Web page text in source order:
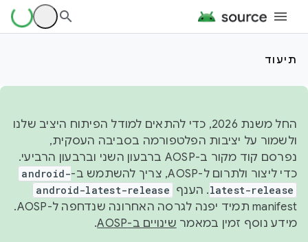
תיעוד
החל משנת 2026, כדי להתאים למודל הפיתוח היציב שלנו
ולשמור על יציבות הפלטפורמה בסביבה העסקית,
נפרסם קוד מקור ב-AOSP ברבעון השני וברבעון הרביעי.
כדי ליצור ולתרום ל-AOSP, צריך להשתמש ב-
android-
latest-release. הענף android-latest-release
manifest תמיד יפנה לגרסה האחרונה שנדחפה ל-AOSP.
מידע נוסף זמין במאמר שינויים ב-AOSP .